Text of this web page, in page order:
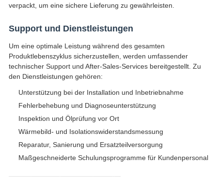
verpackt, um eine sichere Lieferung zu gewährleisten.
Support und Dienstleistungen
Um eine optimale Leistung während des gesamten
Produktlebenszyklus sicherzustellen, werden umfassender
technischer Support und After-Sales-Services bereitgestellt. Zu
den Dienstleistungen gehören:
Unterstützung bei der Installation und Inbetriebnahme
Fehlerbehebung und Diagnoseunterstützung
Inspektion und Ölprüfung vor Ort
Wärmebild- und Isolationswiderstandsmessung
Reparatur, Sanierung und Ersatzteilversorgung
Maßgeschneiderte Schulungsprogramme für Kundenpersonal